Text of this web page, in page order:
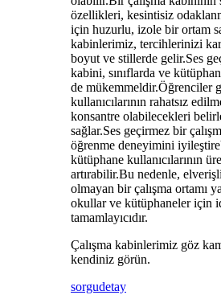
özellikleri, kesintisiz
için huzurlu, izole bir ortam
kabinlerimiz, tercihlerinizi
boyut ve stillerde gelir.Ses
kabini, sınıflarda ve
de mükemmeldir.Öğrenciler
kullanıcılarının rahatsız
konsantre olabilecekleri
sağlar.Ses geçirmez bir
öğrenme deneyimini
kütüphane kullanıcılarının
artırabilir.Bu nedenle,
olmayan bir çalışma ortamı
okullar ve kütüphaneler için
tamamlayıcıdır.
Çalışma kabinlerimiz göz
kendiniz görün.
sorgudetay